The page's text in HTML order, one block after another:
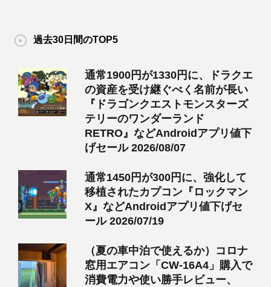
過去30日間のTOP5
通常1900円が1330円に、ドラクエ
の資産を受け継ぐべく名前が長い
『ドラゴンクエストモンスターズ
テリーのワンダーランド
RETRO』などAndroidアプリ値下
げセール 2026/08/07
通常1450円が300円に、強化して
移植されたカプコン『ロックマン
X』などAndroidアプリ値下げセ
ール 2026/07/19
（夏の車中泊で使えるか）コロナ
窓用エアコン「CW-16A4」購入で
消費電力や使い勝手レビュー、